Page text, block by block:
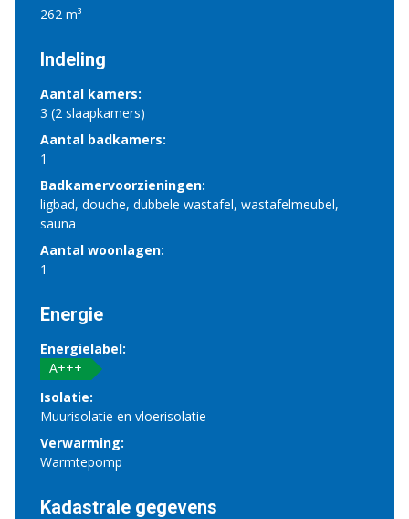
262 m³
Indeling
Aantal kamers:
3 (2 slaapkamers)
Aantal badkamers:
1
Badkamervoorzieningen:
ligbad, douche, dubbele wastafel, wastafelmeubel,
sauna
Aantal woonlagen:
1
Energie
Energielabel:
A+++
Isolatie:
Muurisolatie en vloerisolatie
Verwarming:
Warmtepomp
Kadastrale gegevens